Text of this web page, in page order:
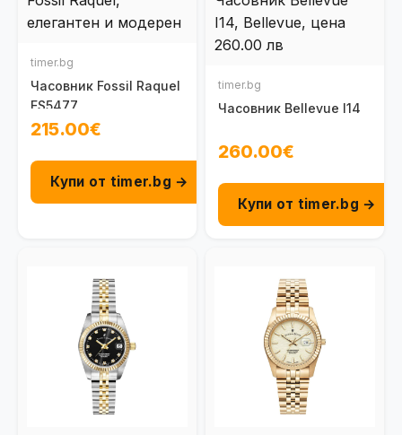
timer.bg
Часовник Fossil Raquel
ES5477
215.00€
Купи от timer.bg →
timer.bg
Часовник Bellevue I14
260.00€
Купи от timer.bg →